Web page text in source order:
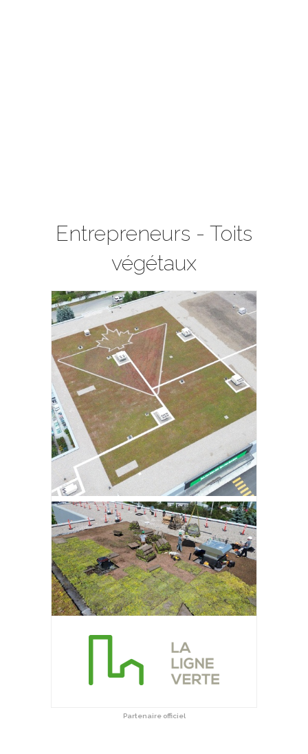
Entrepreneurs - Toits
végétaux
Partenaire officiel